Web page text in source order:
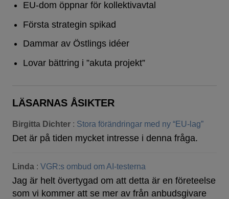
EU-dom öppnar för kollektivavtal
Första strategin spikad
Dammar av Östlings idéer
Lovar bättring i ”akuta projekt”
LÄSARNAS ÅSIKTER
Birgitta Dichter : Stora förändringar med ny “EU-lag”
Det är på tiden mycket intresse i denna fråga.
Linda : VGR:s ombud om AI-testerna
Jag är helt övertygad om att detta är en företeelse
som vi kommer att se mer av från anbudsgivare